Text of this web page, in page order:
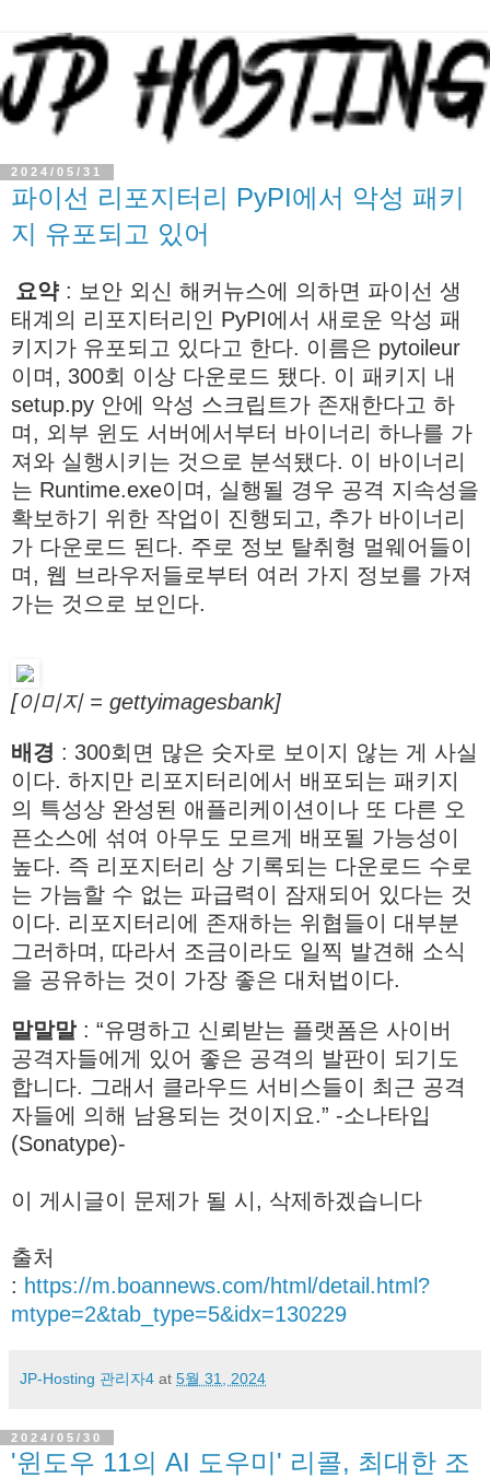
2024/05/31
파이선 리포지터리 PyPI에서 악성 패키
지 유포되고 있어
요약 : 보안 외신 해커뉴스에 의하면 파이선 생
태계의 리포지터리인 PyPI에서 새로운 악성 패
키지가 유포되고 있다고 한다. 이름은 pytoileur
이며, 300회 이상 다운로드 됐다. 이 패키지 내
setup.py 안에 악성 스크립트가 존재한다고 하
며, 외부 윈도 서버에서부터 바이너리 하나를 가
져와 실행시키는 것으로 분석됐다. 이 바이너리
는 Runtime.exe이며, 실행될 경우 공격 지속성을
확보하기 위한 작업이 진행되고, 추가 바이너리
가 다운로드 된다. 주로 정보 탈취형 멀웨어들이
며, 웹 브라우저들로부터 여러 가지 정보를 가져
가는 것으로 보인다.
[이미지 = gettyimagesbank]
배경 : 300회면 많은 숫자로 보이지 않는 게 사실
이다. 하지만 리포지터리에서 배포되는 패키지
의 특성상 완성된 애플리케이션이나 또 다른 오
픈소스에 섞여 아무도 모르게 배포될 가능성이
높다. 즉 리포지터리 상 기록되는 다운로드 수로
는 가늠할 수 없는 파급력이 잠재되어 있다는 것
이다. 리포지터리에 존재하는 위협들이 대부분
그러하며, 따라서 조금이라도 일찍 발견해 소식
을 공유하는 것이 가장 좋은 대처법이다.
말말말 : “유명하고 신뢰받는 플랫폼은 사이버
공격자들에게 있어 좋은 공격의 발판이 되기도
합니다. 그래서 클라우드 서비스들이 최근 공격
자들에 의해 남용되는 것이지요.” -소나타입
(Sonatype)-
이 게시글이 문제가 될 시, 삭제하겠습니다
출처
: https://m.boannews.com/html/detail.html?
mtype=2&tab_type=5&idx=130229
JP-Hosting 관리자4 at 5월 31, 2024
2024/05/30
'윈도우 11의 AI 도우미' 리콜, 최대한 조